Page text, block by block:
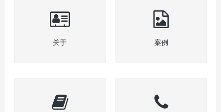
关于 案例